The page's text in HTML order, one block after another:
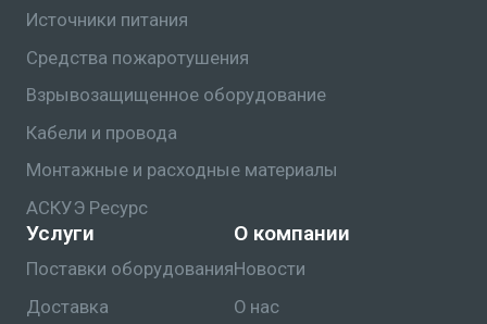
Источники питания
Средства пожаротушения
Взрывозащищенное оборудование
Кабели и провода
Монтажные и расходные материалы
АСКУЭ Ресурс
Услуги
Поставки оборудования
Доставка
О компании
Новости
О нас